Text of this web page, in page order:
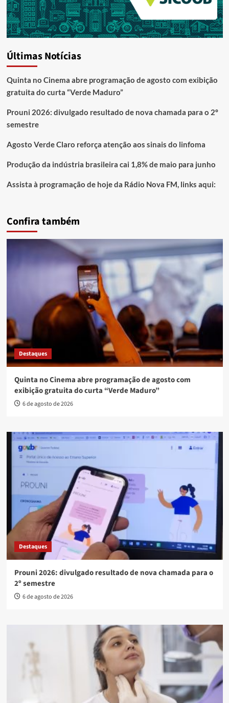
Últimas Notícias
Quinta no Cinema abre programação de agosto com exibição
gratuita do curta “Verde Maduro”
Prouni 2026: divulgado resultado de nova chamada para o 2º
semestre
Agosto Verde Claro reforça atenção aos sinais do linfoma
Produção da indústria brasileira cai 1,8% de maio para junho
Assista à programação de hoje da Rádio Nova FM, links aqui:
Confira também
Destaques
Quinta no Cinema abre programação de agosto com
exibição gratuita do curta “Verde Maduro”
6 de agosto de 2026
Destaques
Prouni 2026: divulgado resultado de nova chamada para o
2º semestre
6 de agosto de 2026